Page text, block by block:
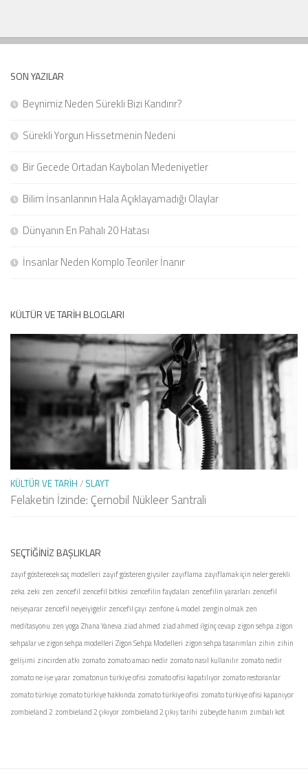
SON YAZILAR
Beynimiz Neden Sürekli Bizi Kandırır?
Sürekli Yorgun Hissetmenin Nedeni
Bir Gecede Ortadan Kaybolan Medeniyetler
Bilim İnsanlarının Hala Açıklayamadığı Olaylar
Dünyanın En Pahalı 20 Hatası
İnsanlar Neden Komplo Teoriler İnanır
KÜLTÜR VE TARIH BLOGLARI
KÜLTÜR VE TARIH / SLAYT
Felaketin İzinde: Çernobil Nükleer Santrali
SEÇTIĞINIZ BAŞLIKLAR
zayıf gösterecek saç modelleri zayıf gösteren giysiler zayıflama zayıflamak için neler gerekli
zeka zeki zen zencefil zencefil bitkisi zencefilin faydaları zencefilin yararları zencefil
neişeyarar zencefil neyeiyigelir zencefil çayı zenfone 4 model zengin olmak zen
meditasyonu zen yogaZhana Yaneva ziad ahmed ziad ahmed ilginç cevap zigon sehpa zigon
sehpalar ve zigon sehpa modelleri Zigon Sehpa Modelleri zigon sehpa tasarımları zihin zihin
gelişimi zincirden atkı zomato zomato amacı nedir zomato nasıl kullanılır zomato nedir
zomato ne işe yarar zomatonun türkiye ofisi zomato ofisi kapatılıyor zomato restoranlar
zomato türkiye zomato türkiye hakkında zomato türkiye ofisi zomato türkiye ofisi kapanıyor
zombieland 2 zombieland 2 çıkıyor zombieland 2 çıkış tarihi zübeyde hanım zımbalı kot